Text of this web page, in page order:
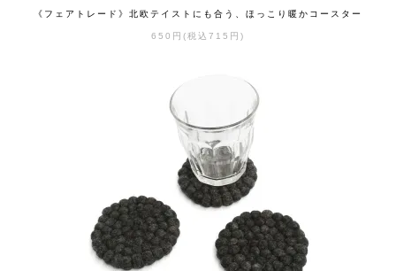
《フェアトレード》北欧テイストにも合う、ほっこり暖かコースター
650円(税込715円)